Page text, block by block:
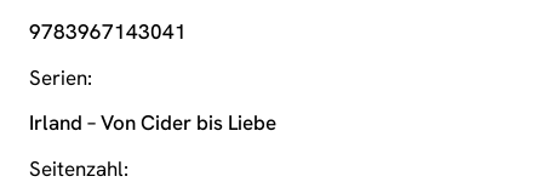
9783967143041
Serien
Irland – Von Cider bis Liebe
Seitenzahl